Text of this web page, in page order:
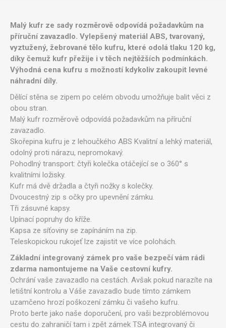
Malý kufr ze sady rozměrově odpovídá požadavkům na
příruční zavazadlo. Vylepšený materiál ABS, tvarovaný,
vyztužený, žebrované tělo kufru, které odolá tlaku 120 kg,
díky čemuž kufr přežije i v těch nejtěžších podmínkách.
Výhodná cena kufru s možností kdykoliv zakoupit levné
náhradní díly.
Dělící stěna se zipem po celém obvodu umožňuje balit věci z
obou stran.
Malý kufr rozměrově odpovídá požadavkům na příruční
zavazadlo.
Skořepina kufru je z lehoučkého ABS Kvalitní a lehký materiál,
odolný proti nárazu, nepromokavý.
Pohodlný transport: čtyři kolečka otáčející se o 360° s
kvalitními ložisky.
Kufr má dvě držadla a čtyři nožky s kolečky.
Dvoucestný zip s očky pro upevnění zámku.
Tři zásuvné kapsy.
Upínací popruhy do kříže.
Kapsa ze síťoviny se zapínáním na zip.
Teleskopickou rukojeť lze zajistit ve více polohách.
Základní integrovaný zámek pro vaše bezpečí vám rádi
zdarma namontujeme na Vaše cestovní kufry.
Ochrání vaše zavazadlo na cestách. Avšak pokud narazíte na
letištní kontrolu a Váše zavazadlo bude tímto zámkem
uzamčeno hrozí poškození zámku či vašeho kufru.
Proto berte jako naše doporučení, pro vaši bezproblémovou
cestu do zahraničí tam i zpět zámek TSA integrovaný či